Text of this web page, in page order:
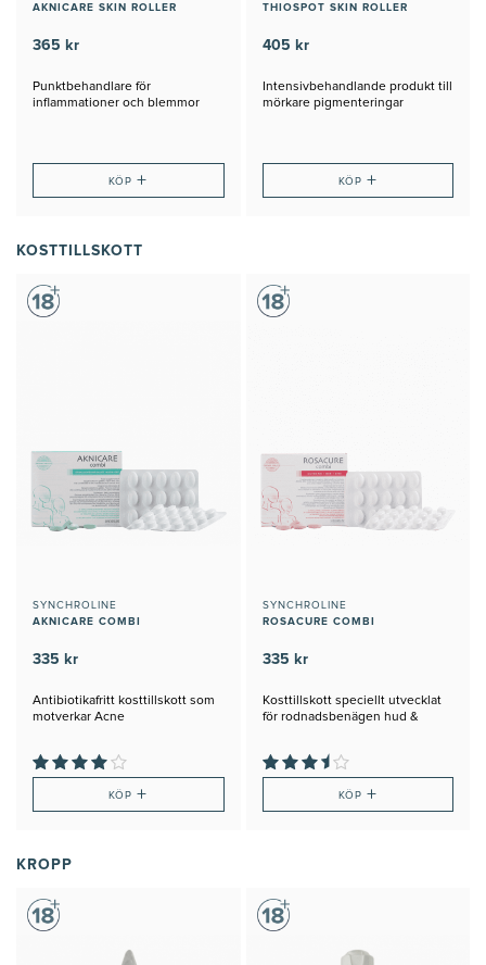
AKNICARE SKIN ROLLER
365 kr
Punktbehandlare för
inflammationer och blemmor
KÖP+
THIOSPOT SKIN ROLLER
405 kr
Intensivbehandlande produkt till
mörkare pigmenteringar
KÖP +
KOSTTILLSKOTT
SYNCHROLINE
AKNICARE COMBI
335 kr
Antibiotikafritt kosttillskott som
motverkar Acne
KÖP+
SYNCHROLINE
ROSACURE COMBI
335 kr
Kosttillskott speciellt utvecklat
för rodnadsbenägen hud &
KÖP +
KROPP